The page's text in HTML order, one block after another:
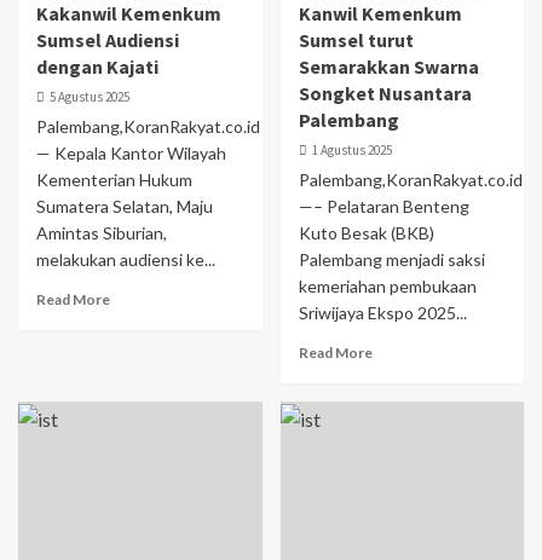
Kakanwil Kemenkum
Sumsel Audiensi
dengan Kajati
5 Agustus 2025
Palembang,KoranRakyat.co.id
— Kepala Kantor Wilayah
Kementerian Hukum
Sumatera Selatan, Maju
Amintas Siburian,
melakukan audiensi ke...
Read More
Kanwil Kemenkum
Sumsel turut
Semarakkan Swarna
Songket Nusantara
Palembang
1 Agustus 2025
Palembang,KoranRakyat.co.id
—– Pelataran Benteng
Kuto Besak (BKB)
Palembang menjadi saksi
kemeriahan pembukaan
Sriwijaya Ekspo 2025...
Read More